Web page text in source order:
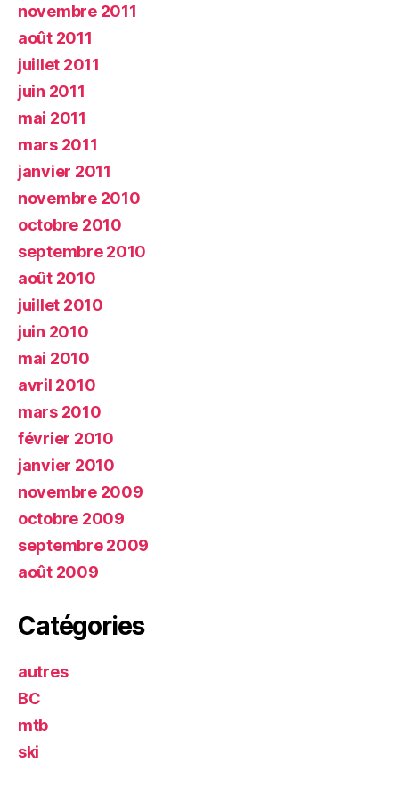
novembre 2011
août 2011
juillet 2011
juin 2011
mai 2011
mars 2011
janvier 2011
novembre 2010
octobre 2010
septembre 2010
août 2010
juillet 2010
juin 2010
mai 2010
avril 2010
mars 2010
février 2010
janvier 2010
novembre 2009
octobre 2009
septembre 2009
août 2009
Catégories
autres
BC
mtb
ski